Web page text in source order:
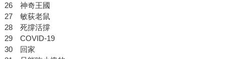
26 神奇王國
27 敏荻老鼠
28 死撐活撐
29 COVID-19
30 回家